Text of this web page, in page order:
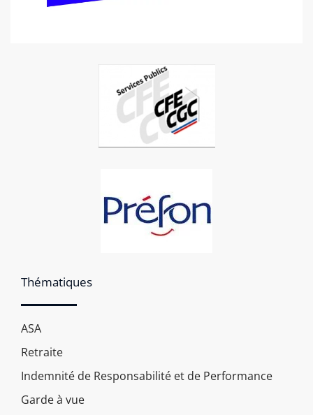
Thématiques
ASA
Retraite
Indemnité de Responsabilité et de Performance
Garde à vue